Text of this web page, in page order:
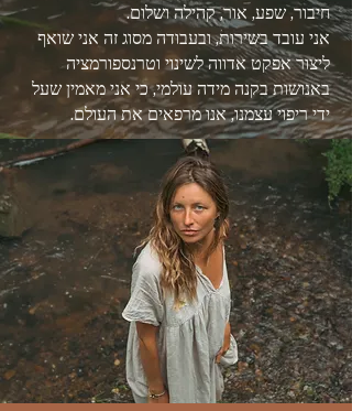
חיבור, שפע, אור, קהילה ושלום.
אני עובד בשירות, ובעבודה מסוג זה אני שואף
ליצור אפקט אדווה לשינוי וטרנספורמציה
באנושות בקנה מידה עולמי, כי אני מאמין שעל
ידי ריפוי עצמנו, אנו מרפאים את העולם.